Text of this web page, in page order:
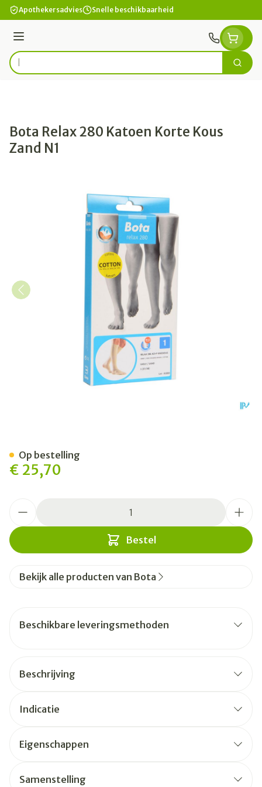
Ga naar de inhoud
Apothekersadvies Snelle beschikbaarheid
Menu
Product, merk, categorie... Zoek
Bota Relax 280 Katoen Korte Kous
Zand N1
€ 25,70
Bestel
Op bestelling
Bekijk alle producten van Bota
Beschikbare leveringsmethoden
Beschrijving
Indicatie
Eigenschappen
Samenstelling